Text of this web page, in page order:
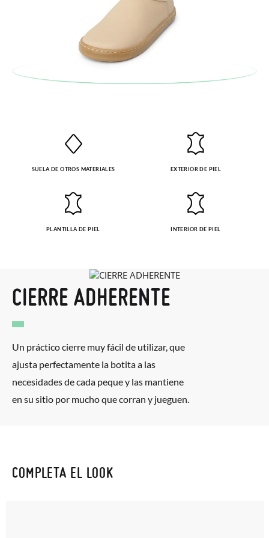
Cliente se encargará de todo: te mandaremos otra talla y te
recogeremos la primera, sin gastos, en unos pocos días!
En caso de que no quieras Cambio sino Devolución, también
serán gratuitas, ¡no tienes que preocuparte por nada! Puedes
solicitarlas desde el mismo enlace del párrafo anterior y nos
SUELA DE OTROS MATERIALES EXTERIOR DE PIEL
PLANTILLA DE PIEL INTERIOR DE PIEL
CIERRE ADHERENTE
Un práctico cierre muy fácil de utilizar, que
ajusta perfectamente la botita a las
necesidades de cada peque y las mantiene
en su sitio por mucho que corran y jueguen.
COMPLETA EL LOOK